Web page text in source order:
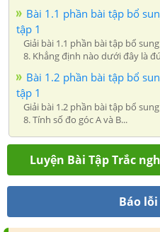
Bài 1.1 phần bài tập bổ
tập 1
Giải bài 1.1 phần bài tập bổ
8. Khẳng định nào dưới đây là
Bài 1.2 phần bài tập bổ
tập 1
Giải bài 1.2 phần bài tập bổ
8. Tính số đo góc A và B...
Luyện Bài Tập Trắc
Báo lỗi